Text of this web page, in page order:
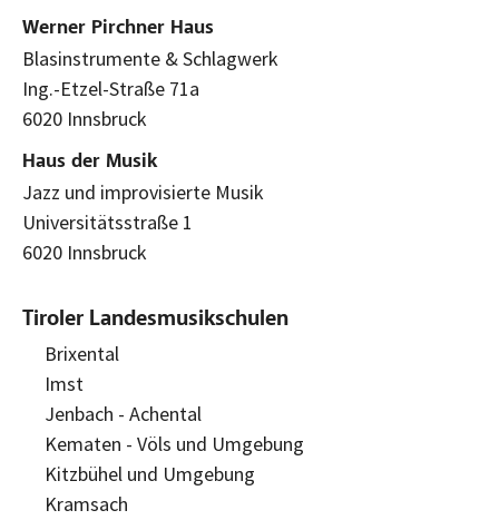
Werner Pirchner Haus
Blasinstrumente & Schlagwerk
Ing.-Etzel-Straße 71a
6020 Innsbruck
Haus der Musik
Jazz und improvisierte Musik
Universitätsstraße 1
6020 Innsbruck
Tiroler Landesmusikschulen
Brixental
Imst
Jenbach - Achental
Kematen - Völs und Umgebung
Kitzbühel und Umgebung
Kramsach